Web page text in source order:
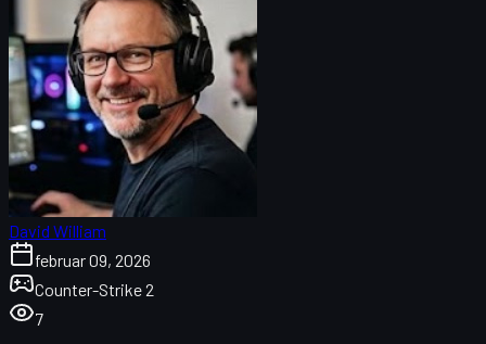
David William
februar 09, 2026
Counter-Strike 2
7